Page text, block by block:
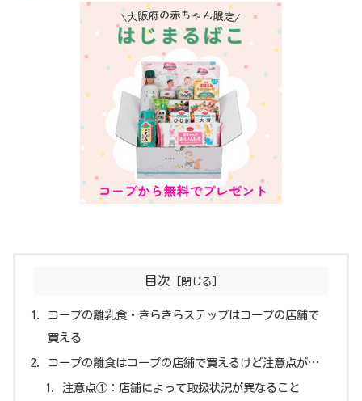
目次
コープの離乳食・きらきらステップはコープの店舗で
買える
コープの離食はコープの店舗で買えるけど注意点が…
注意点①：店舗によって取扱状況が異なること